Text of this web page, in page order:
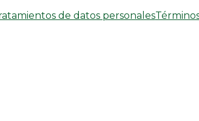
de datos personales